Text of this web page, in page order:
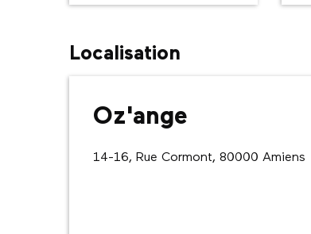
Localisation
Oz'ange
14-16, Rue Cormont, 80000 Amiens